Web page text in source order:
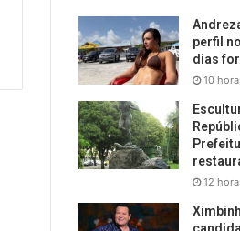
perfil
dias
10
12